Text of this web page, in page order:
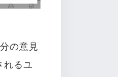
の意見
れるユ